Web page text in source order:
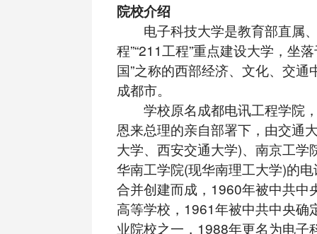
院校介绍
电子科技大学是教育部直属、
程”“211工程”重点建设大学，坐
国”之称的西部经济、文化、交
成都市。
学校原名成都电讯工程学院
恩来总理的亲自部署下，由交通
大学、西安交通大学)、南京工学
华南工学院(现华南理工大学)的
合并创建而成，1960年被中共中
高等学校，1961年被中共中央确
业院校之一，1988年更名为电子